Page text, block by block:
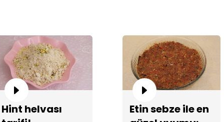
Hint helvası
Etin sebze ile en